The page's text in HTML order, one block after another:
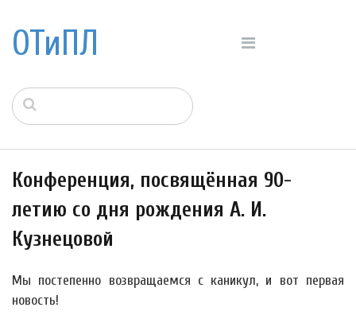
ОТиПЛ
Конференция, посвящённая 90-
летию со дня рождения А. И.
Кузнецовой
Мы постепенно возвращаемся с каникул, и вот первая
новость!